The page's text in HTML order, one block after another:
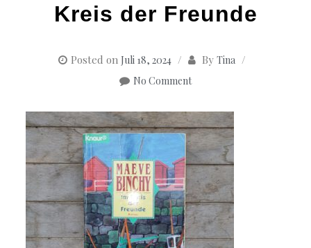
Kreis der Freunde
Posted on Juli 18, 2024 By Tina
No Comment